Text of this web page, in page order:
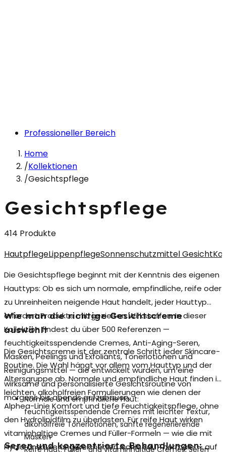
Professioneller Bereich
Home
/Kollektionen
/Gesichtspflege
Gesichtspflege
414 Produkte
HautpflegeLippenpflegeSonnenschutzmittel Gesicht
Die Gesichtspflege beginnt mit der Kenntnis des eigenen
Hauttyps: Ob es sich um normale, empfindliche, reife oder
zu Unreinheiten neigende Haut handelt, jeder Hauttyp
erfordert Produkte mit gezielten Wirkstoffen. In dieser
Kollektion findest du über 500 Referenzen —
feuchtigkeitsspendende Cremes, Anti-Aging-Seren,
Masken, Peelings und Exfoliants, Tonerlotionen und
Reinigungsmittel — die entwickelt wurden, um eine
wirksame und personalisierte Gesichtsroutine von
morgens bis abends aufzubauen.
Wie man die richtige Gesichtscreme
auswählt
Die Gesichtscreme ist der zentrale Schritt jederSkincare-
Routine. Die Wahl hängt vor allem vom Hauttyp und der
Altersgruppe ab. Normale und empfindliche Haut finden in
leichten, alkoholfreien Formulierungen wie denen der
Alphea-Linie Komfort und tiefe Feuchtigkeitspflege, ohne
den Hydrolipidfilm zu überlasten. Fürreife Haut wirken
vitaminhaltige Cremes und Füller-Formeln — wie die mit
Hyaluronsäure angereicherten Ischia Eau Thermale — auf
Normale und empfindliche Haut:
feuchtigkeitsspendende Cremes mit leichter Textur,
alkoholfreie Tonerlotionen, sanfte regenerierende
Masken
Reife Haut:Füller- und vitaminhaltige Cremes, Seren
Seren und konzentrierte Behandlungen: